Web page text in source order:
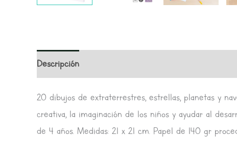
Descripción
20 dibujos de extraterrestres, estrellas, planetas y
creativa, la imaginación de los niños y ayudar al
de 4 años. Medidas: 21 x 21 cm. Papel de 140 gr